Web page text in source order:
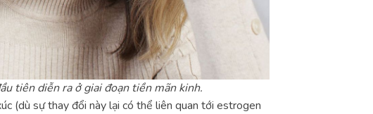
tiên diễn ra ở giai đoạn tiền mãn kinh.
(dù sự thay đổi này lại có thể liên quan tới estrogen